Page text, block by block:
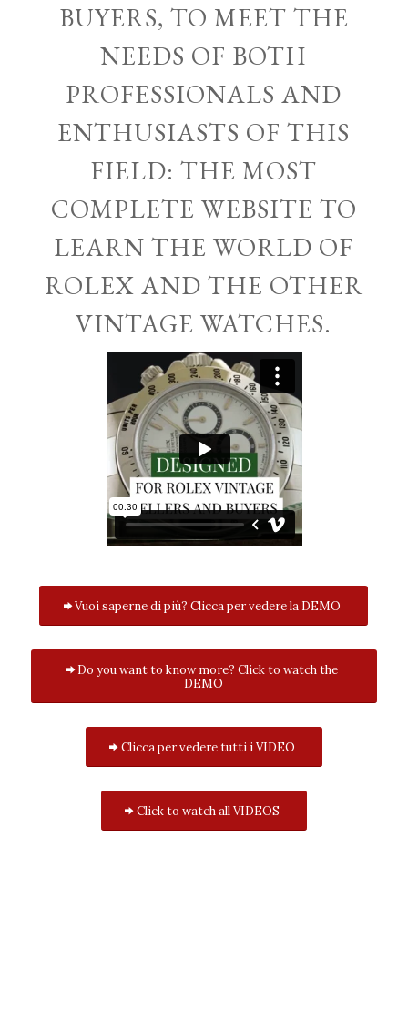
BUYERS, TO MEET THE
NEEDS OF BOTH
PROFESSIONALS AND
ENTHUSIASTS OF THIS
FIELD: THE MOST
COMPLETE WEBSITE TO
LEARN THE WORLD OF
ROLEX AND THE OTHER
VINTAGE WATCHES.
Vuoi saperne di più? Clicca per vedere la DEMO
Do you want to know more? Click to watch the
DEMO
Clicca per vedere tutti i VIDEO
Click to watch all VIDEOS